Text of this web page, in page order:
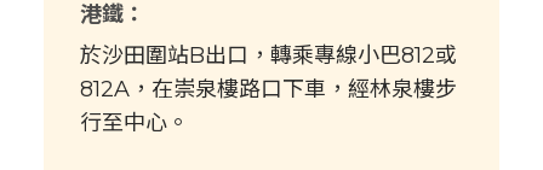
港鐵：
於沙田圍站B出口，轉乘專線小巴812或
812A，在崇泉樓路口下車，經林泉樓步
行至中心。